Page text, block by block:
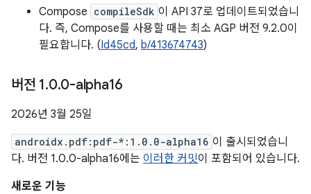
Compose compileSdk 이 API 37로 업데이트되었습니
다. 즉, Compose를 사용할 때는 최소 AGP 버전 9.2.0이
필요합니다. (Id45cd, b/413674743)
버전 1.0.0-alpha16
2026년 3월 25일
androidx.pdf:pdf-*:1.0.0-alpha16 이 출시되었습니
다. 버전 1.0.0-alpha16에는 이러한 커밋이 포함되어 있습니다.
새로운 기능